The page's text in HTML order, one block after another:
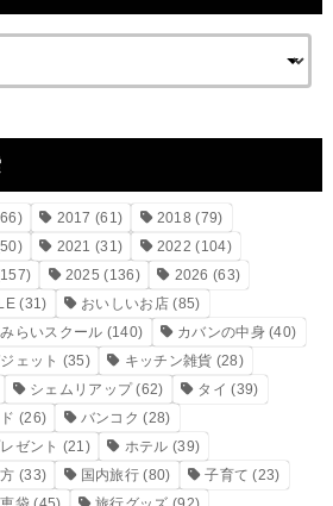
2017 (61) 2018 (79)
2021 (31) 2022 (104)
2025 (136) 2026 (63)
(31) おいしいお店(85)
みらいスクール (140) カバンの中身(40)
ェット (35) キッチン雑貨 (28)
シェムリアップ(62) タイ (39)
(26) バンコク (28)
ゼント (21) ホテル (39)
(33) 国内旅行 (80) 子育て (23)